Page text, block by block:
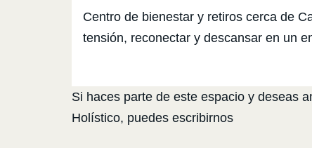
Centro de bienestar y retiros cerca de
tensión, reconectar y descansar en un
Si haces parte de este espacio y deseas
Holístico, puedes escribirnos